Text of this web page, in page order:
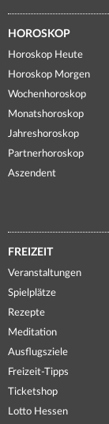
HOROSKOP
Horoskop Heute
Horoskop Morgen
Wochenhoroskop
Monatshoroskop
Jahreshoroskop
Partnerhoroskop
Aszendent
FREIZEIT
Veranstaltungen
Spielplätze
Rezepte
Meditation
Ausflugsziele
Freizeit-Tipps
Ticketshop
Lotto Hessen